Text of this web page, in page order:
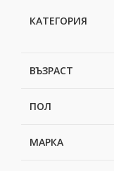
КАТЕГОРИЯ
ВЪЗРАСТ
ПОЛ
МАРКА